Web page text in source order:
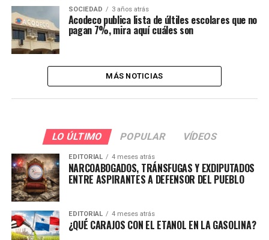
SOCIEDAD 3 años atrás
Acodeco publica lista de últiles escolares que no
pagan 7%, mira aquí cuáles son
MÁS NOTICIAS
LO ÚLTIMO POPULAR VÍDEOS
EDITORIAL 4 meses atrás
NARCOABOGADOS, TRÁNSFUGAS Y EXDIPUTADOS
ENTRE ASPIRANTES A DEFENSOR DEL PUEBLO
EDITORIAL 4 meses atrás
¿QUÉ CARAJOS CON EL ETANOL EN LA GASOLINA?